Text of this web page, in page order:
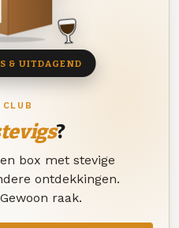
CLUB
?
box met stevige
ontdekkingen.
raak.
& UITDAGEND